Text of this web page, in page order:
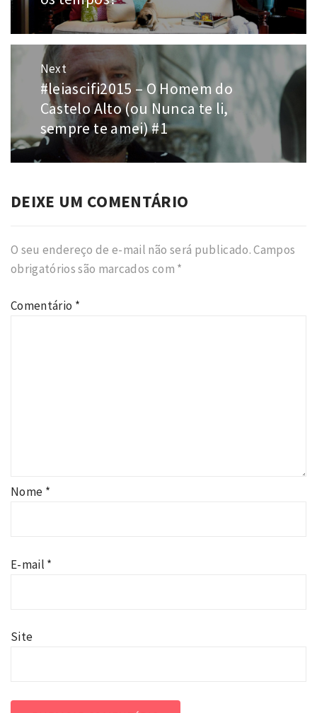
Next
Next
post:
#leiascifi2015 – O Homem do
Castelo Alto (ou Nunca te li,
sempre te amei) #1
DEIXE UM COMENTÁRIO
O seu endereço de e-mail não será publicado.Campos
obrigatórios são marcados com *
Comentário *
Nome *
E-mail *
Site